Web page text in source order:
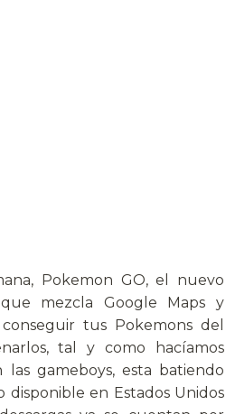
Pokemon GO, el nuevo
mezcla Google Maps y
tus Pokemons del
tal y como hacíamos
las gameboys, esta batiendo
disponible en Estados Unidos